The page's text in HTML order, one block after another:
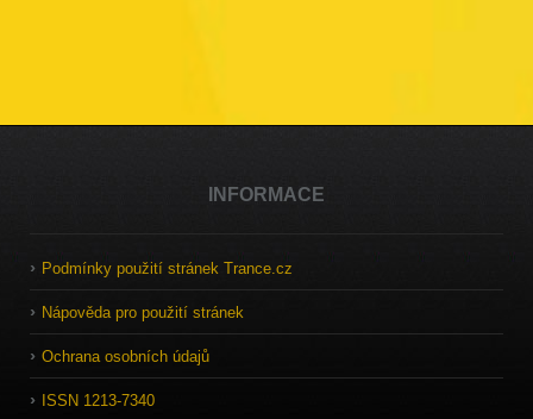
INFORMACE
Podmínky použití stránek Trance.cz
Nápověda pro použití stránek
Ochrana osobních údajů
ISSN 1213-7340